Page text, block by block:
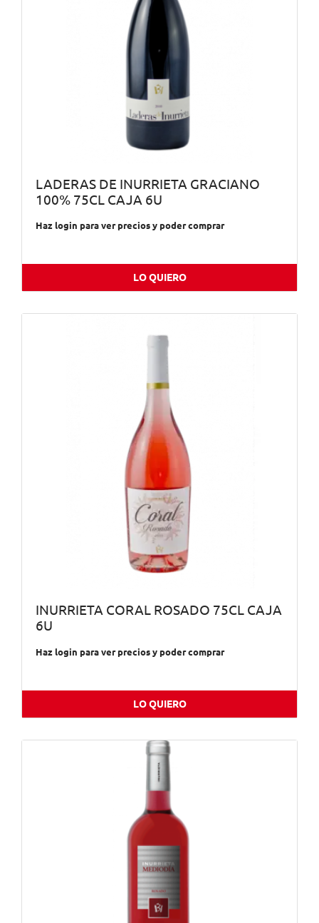
LADERAS DE INURRIETA GRACIANO
100% 75CL CAJA 6U
Haz login para ver precios y poder comprar
LO QUIERO
INURRIETA CORAL ROSADO 75CL CAJA
6U
Haz login para ver precios y poder comprar
LO QUIERO